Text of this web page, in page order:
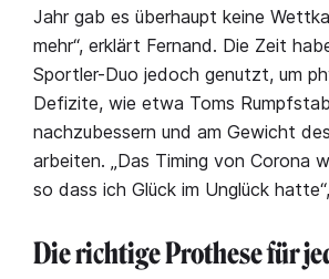
Jahr gab es überhaupt keine
mehr“, erklärt Fernand. Die Zeit
Sportler-Duo jedoch genutzt, um
Defizite, wie etwa Toms
nachzubessern und am Gewicht
arbeiten. „Das Timing von Corona
so dass ich Glück im Unglück
Die richtige Prothese für